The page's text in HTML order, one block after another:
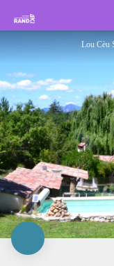
Rando Sisteron
Lou Cèu